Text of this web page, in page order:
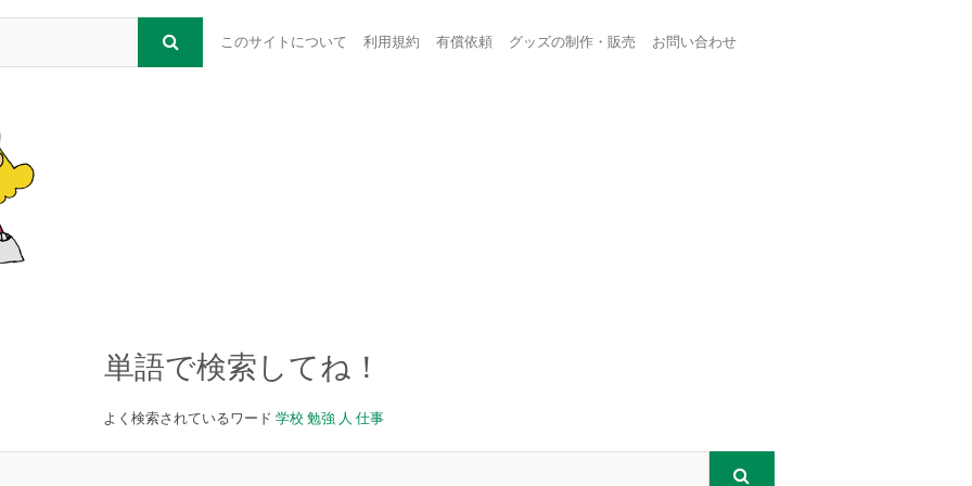
このサイトについて 利用規約 有償依頼 グッズの制作・販売 お問い合わせ
単語で検索してね！
よく検索されているワード 学校 勉強 人 仕事